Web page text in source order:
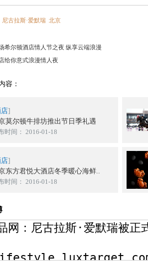
尼古拉斯·爱默瑞 北京
希尔顿酒店情人节之夜 纵享云端浪漫
给你意式浪漫情人夜
容：
店]
莫尔顿牛排坊推出节日季礼遇
时间： 2016-01-18
店]
东方君悦大酒店冬季暖心海鲜..
时间： 2016-01-18